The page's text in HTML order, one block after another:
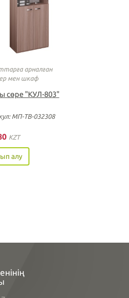
арналған
мен шкаф
сөре "КУЛ-803"
МП-ТВ-032308
KZT
алу